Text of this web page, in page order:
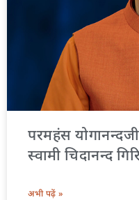
परमहंस
स्वामी चिदानन्द
अभी पढ़ें »